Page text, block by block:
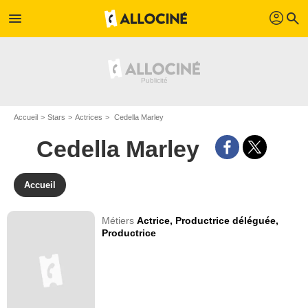
menu profil search
Accueil Stars Actrices Cedella Marley
Cedella Marley
Accueil
MétiersActrice, Productrice déléguée,
Productrice